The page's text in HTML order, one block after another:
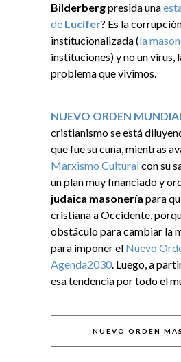
Bilderbergpresida una
de Lucifer? Es la
institucionalizada (la
instituciones) y no un virus,
problema que vivimos.
NUEVO ORDEN
cristianismo se está
que fue su cuna, mientras
Marxismo Culturalcon su
un plan muy financiado y
judaica masonería para
cristiana a Occidente,
obstáculo para cambiar la
para imponer el Nuevo
Agenda2030. Luego, a
esa tendencia por todo el
NUEVO ORDEN